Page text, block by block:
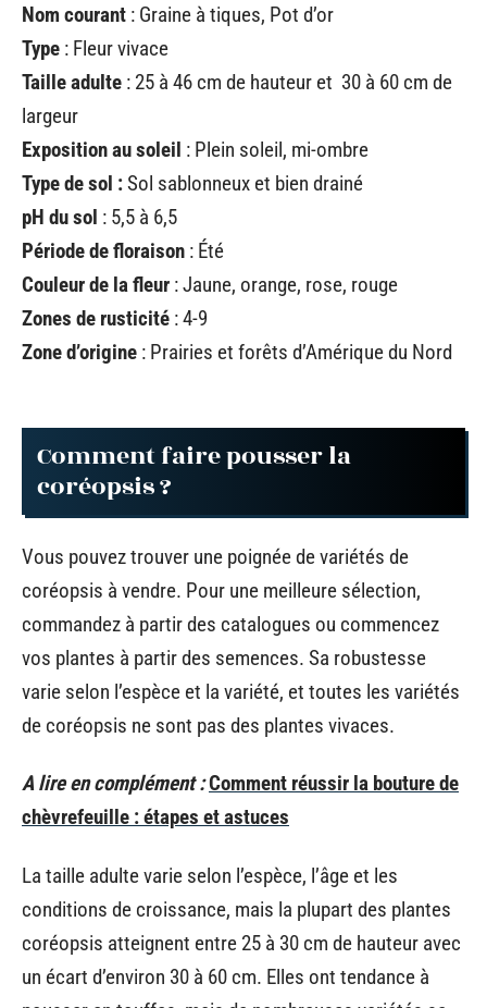
Nom courant : Graine à tiques, Pot d’or
Type : Fleur vivace
Taille adulte : 25 à 46 cm de hauteur et 30 à 60 cm de
largeur
Exposition au soleil : Plein soleil, mi-ombre
Type de sol :Sol sablonneux et bien drainé
pH du sol : 5,5 à 6,5
Période de floraison : Été
Couleur de la fleur : Jaune, orange, rose, rouge
Zones de rusticité : 4-9
Zone d’origine : Prairies et forêts d’Amérique du Nord
Comment faire pousser la
coréopsis ?
Vous pouvez trouver une poignée de variétés de
coréopsis à vendre. Pour une meilleure sélection,
commandez à partir des catalogues ou commencez
vos plantes à partir des semences. Sa robustesse
varie selon l’espèce et la variété, et toutes les variétés
de coréopsis ne sont pas des plantes vivaces.
A lire en complément :Comment réussir la bouture de
chèvrefeuille : étapes et astuces
La taille adulte varie selon l’espèce, l’âge et les
conditions de croissance, mais la plupart des plantes
coréopsis atteignent entre 25 à 30 cm de hauteur avec
un écart d’environ 30 à 60 cm. Elles ont tendance à